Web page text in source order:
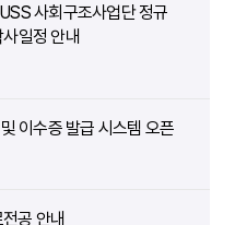
사회구조사업단 정규
일정 안내
이수증 발급 시스템 오픈
공 안내